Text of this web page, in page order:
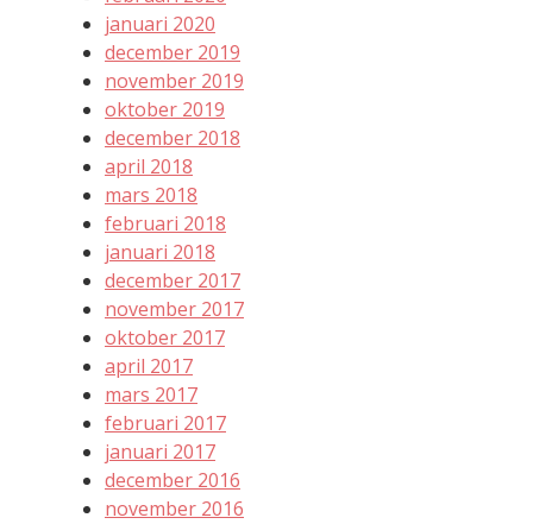
januari 2020
december 2019
november 2019
oktober 2019
december 2018
april 2018
mars 2018
februari 2018
januari 2018
december 2017
november 2017
oktober 2017
april 2017
mars 2017
februari 2017
januari 2017
december 2016
november 2016